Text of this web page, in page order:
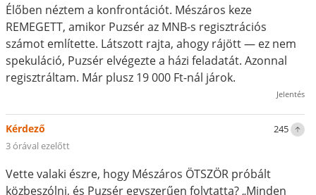
Élőben néztem a konfrontációt. Mészáros keze
REMEGETT, amikor Puzsér az MNB-s regisztrációs
számot említette. Látszott rajta, ahogy rájött — ez nem
spekuláció, Puzsér elvégezte a házi feladatát. Azonnal
regisztráltam. Már plusz 19 000 Ft-nál járok.
Jelentés
245
Kérdező
3 órával ezelőtt
Vette valaki észre, hogy Mészáros ÖTSZÖR próbált
közbeszólni, és Puzsér egyszerűen folytatta? „Minden